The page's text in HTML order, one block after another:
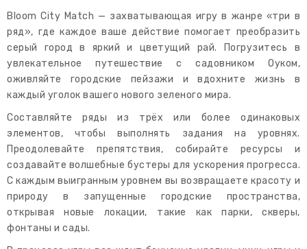
Bloom City Match — захватывающая игру в жанре «три в
ряд», где каждое ваше действие помогает преобразить
серый город в яркий и цветущий рай. Погрузитесь в
увлекательное путешествие с садовником Оуком,
оживляйте городские пейзажи и вдохните жизнь в
каждый уголок вашего нового зеленого мира.
Составляйте ряды из трёх или более одинаковых
элементов, чтобы выполнять задания на уровнях.
Преодолевайте препятствия, собирайте ресурсы и
создавайте волшебные бустеры для ускорения прогресса.
С каждым выигранным уровнем вы возвращаете красоту и
природу в запущенные городские пространства,
открывая новые локации, такие как парки, скверы,
фонтаны и сады.